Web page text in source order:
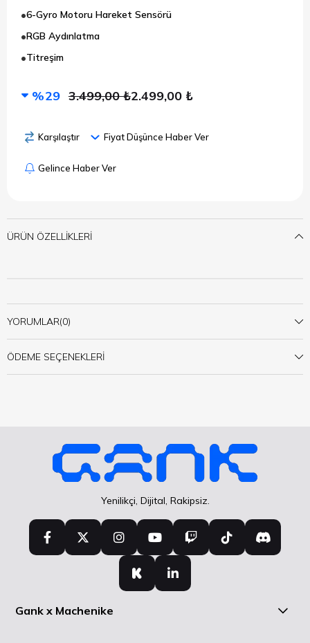
6-Gyro Motoru Hareket Sensörü
RGB Aydınlatma
Titreşim
29 3.499,00 ₺2.499,00 ₺
Karşılaştır Fiyat Düşünce Haber Ver
Gelince Haber Ver
ÜRÜN ÖZELLIKLERI
YORUMLAR(0)
ÖDEME SEÇENEKLERI
Yenilikçi, Dijital, Rakipsiz.
Gank x Machenike